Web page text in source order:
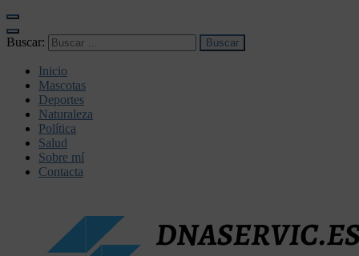
Buscar:
Inicio
Mascotas
Deportes
Naturaleza
Política
Salud
Sobre mí
Contacta